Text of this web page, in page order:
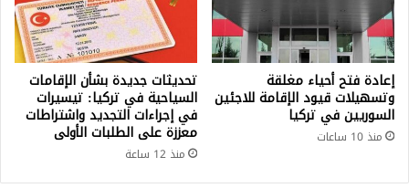
إعادة فتح أحياء مغلقة
وتسهيلات قيود الإقامة للاجئين
السوريين في تركيا
منذ 10 ساعات
تحديثات جديدة بشأن الإقامات
السياحية في تركيا: تيسيرات
في إجراءات التجديد واشتراطات
معززة على الطلبات الأولى
منذ 12 ساعة